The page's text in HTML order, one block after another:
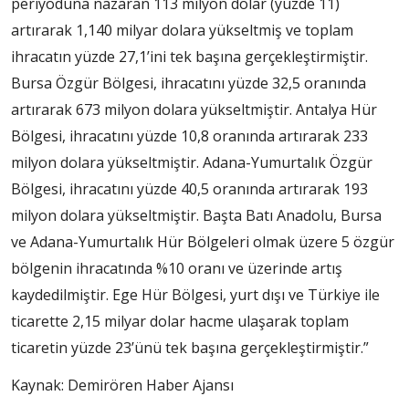
artırarak 1,140 milyar dolara yükseltmiş ve toplam
ihracatın yüzde 27,1’ini tek başına gerçekleştirmiştir.
Bursa Özgür Bölgesi, ihracatını yüzde 32,5 oranında
artırarak 673 milyon dolara yükseltmiştir. Antalya Hür
Bölgesi, ihracatını yüzde 10,8 oranında artırarak 233
milyon dolara yükseltmiştir. Adana-Yumurtalık Özgür
Bölgesi, ihracatını yüzde 40,5 oranında artırarak 193
milyon dolara yükseltmiştir. Başta Batı Anadolu, Bursa
ve Adana-Yumurtalık Hür Bölgeleri olmak üzere 5 özgür
bölgenin ihracatında %10 oranı ve üzerinde artış
kaydedilmiştir. Ege Hür Bölgesi, yurt dışı ve Türkiye ile
ticarette 2,15 milyar dolar hacme ulaşarak toplam
ticaretin yüzde 23’ünü tek başına gerçekleştirmiştir.”
Kaynak: Demirören Haber Ajansı